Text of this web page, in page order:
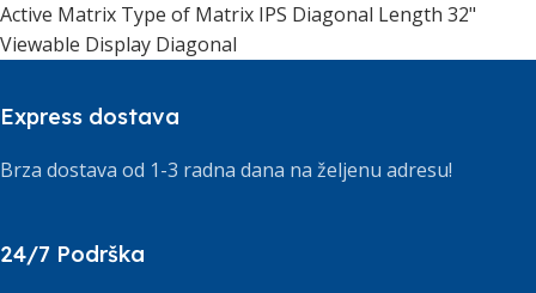
Active Matrix Type of Matrix IPS Diagonal Length 32"
Viewable Display Diagonal
Express dostava
Brza dostava od 1-3 radna dana na željenu adresu!
24/7 Podrška